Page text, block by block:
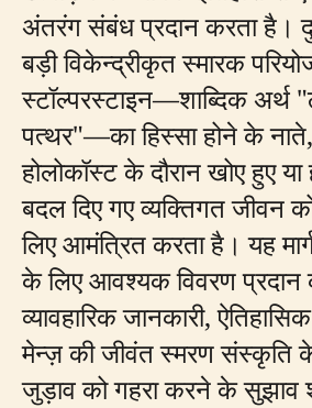
अंतरंग संबंध प्रदान करता है।
बड़ी विकेन्द्रीकृत स्मारक
स्टॉल्परस्टाइन—शाब्दिक अर्थ
पत्थर"—का हिस्सा होने के नाते,
होलोकॉस्ट के दौरान खोए हुए
बदल दिए गए व्यक्तिगत जीवन
लिए आमंत्रित करता है। यह
के लिए आवश्यक विवरण प्रदान
व्यावहारिक जानकारी,
मेन्ज़ की जीवंत स्मरण संस्कृति
जुड़ाव को गहरा करने के सुझाव